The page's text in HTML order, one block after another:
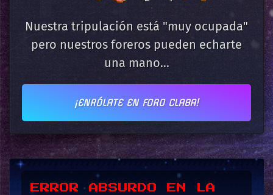
Nuestra tripulación está "muy ocupada"
pero nuestros foreros pueden echarte
una mano...
¡ENRÓLATE EN FORO CLABA!
*UPSSS*